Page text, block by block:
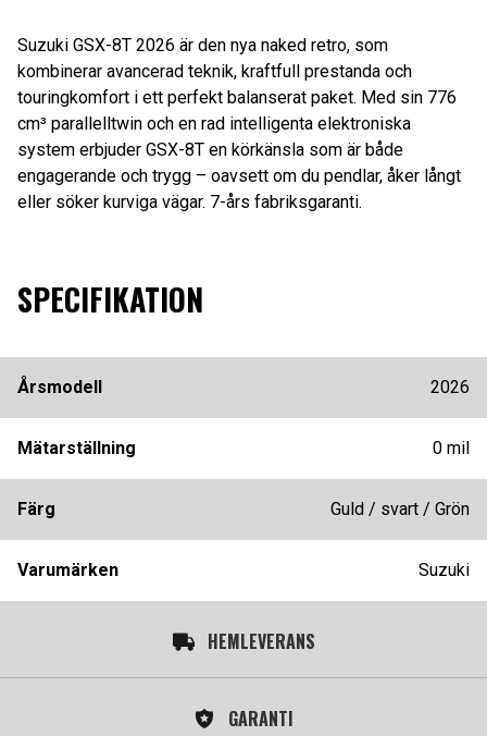
Suzuki GSX-8T 2026 är den nya naked retro, som
kombinerar avancerad teknik, kraftfull prestanda och
touringkomfort i ett perfekt balanserat paket. Med sin 776
cm³ parallelltwin och en rad intelligenta elektroniska
system erbjuder GSX-8T en körkänsla som är både
engagerande och trygg – oavsett om du pendlar, åker långt
eller söker kurviga vägar. 7-års fabriksgaranti.
SPECIFIKATION
Årsmodell 2026
Mätarställning 0 mil
Färg Guld / svart / Grön
Varumärken Suzuki
HEMLEVERANS
GARANTI